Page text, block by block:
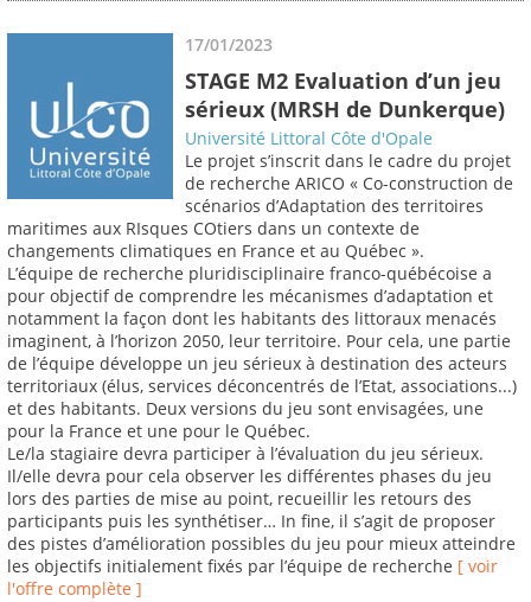
17/01/2023
STAGE M2 Evaluation d’un jeu
sérieux (MRSH de Dunkerque)
Université Littoral Côte d'Opale
Le projet s’inscrit dans le cadre du projet
de recherche ARICO « Co-construction de
scénarios d’Adaptation des territoires
maritimes aux RIsques COtiers dans un contexte de
changements climatiques en France et au Québec ».
L’équipe de recherche pluridisciplinaire franco-québécoise a
pour objectif de comprendre les mécanismes d’adaptation et
notamment la façon dont les habitants des littoraux menacés
imaginent, à l’horizon 2050, leur territoire. Pour cela, une partie
de l’équipe développe un jeu sérieux à destination des acteurs
territoriaux (élus, services déconcentrés de l’Etat, associations...)
et des habitants. Deux versions du jeu sont envisagées, une
pour la France et une pour le Québec.
Le/la stagiaire devra participer à l’évaluation du jeu sérieux.
Il/elle devra pour cela observer les différentes phases du jeu
lors des parties de mise au point, recueillir les retours des
participants puis les synthétiser… In fine, il s’agit de proposer
des pistes d’amélioration possibles du jeu pour mieux atteindre
les objectifs initialement fixés par l’équipe de recherche [ voir
l'offre complète ]